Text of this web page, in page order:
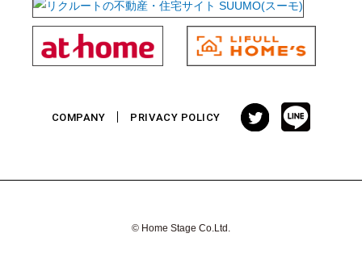
COMPANY PRIVACY POLICY
© Home Stage Co.Ltd.